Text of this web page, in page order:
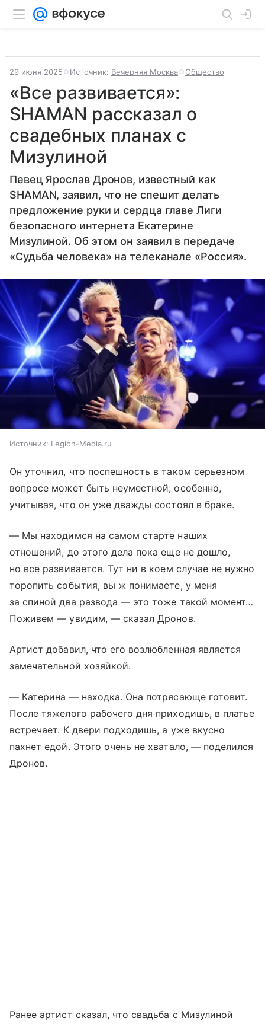
29 июня 2025 Источник: Вечерняя Москва Общество
«Все развивается»:
SHAMAN рассказал о
свадебных планах с
Мизулиной
Певец Ярослав Дронов, известный как
SHAMAN, заявил, что не спешит делать
предложение руки и сердца главе Лиги
безопасного интернета Екатерине
Мизулиной. Об этом он заявил в передаче
«Судьба человека» на телеканале «Россия».
Источник: Legion-Media.ru
Он уточнил, что поспешность в таком серьезном
вопросе может быть неуместной, особенно,
учитывая, что он уже дважды состоял в браке.
— Мы находимся на самом старте наших
отношений, до этого дела пока еще не дошло,
но все развивается. Тут ни в коем случае не нужно
торопить события, вы ж понимаете, у меня
за спиной два развода — это тоже такой момент…
Поживем — увидим, — сказал Дронов.
Артист добавил, что его возлюбленная является
замечательной хозяйкой.
— Катерина — находка. Она потрясающе готовит.
После тяжелого рабочего дня приходишь, в платье
встречает. К двери подходишь, а уже вкусно
пахнет едой. Этого очень не хватало, — поделился
Дронов.
Ранее артист сказал, что свадьба с Мизулиной